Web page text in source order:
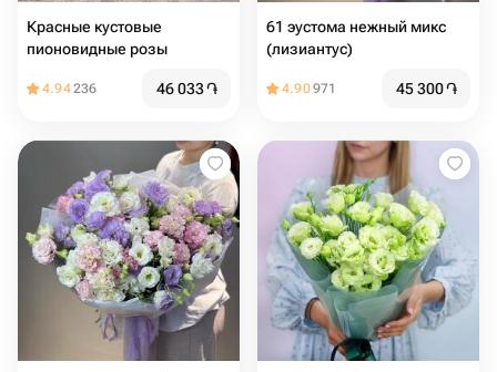
Красные кустовые
пионовидные розы
4.94236 46 033֏
61 эустома нежный микс
(лизиантус)
4.90971 45 300֏